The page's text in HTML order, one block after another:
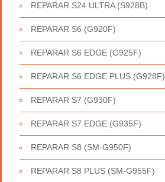
REPARAR S24 ULTRA (S928B)
REPARAR S6 (G920F)
REPARAR S6 EDGE (G925F)
REPARAR S6 EDGE PLUS (G928F)
REPARAR S7 (G930F)
REPARAR S7 EDGE (G935F)
REPARAR S8 (SM-G950F)
REPARAR S8 PLUS (SM-G955F)